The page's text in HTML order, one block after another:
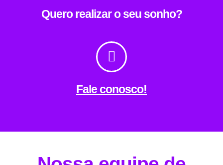
Quero realizar o seu sonho?
Fale conosco!